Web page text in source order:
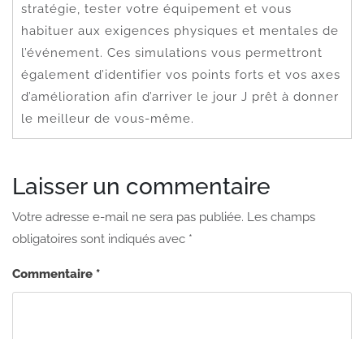
stratégie, tester votre équipement et vous
habituer aux exigences physiques et mentales de
l’événement. Ces simulations vous permettront
également d’identifier vos points forts et vos axes
d’amélioration afin d’arriver le jour J prêt à donner
le meilleur de vous-même.
Laisser un commentaire
Votre adresse e-mail ne sera pas publiée. Les champs
obligatoires sont indiqués avec *
Commentaire *